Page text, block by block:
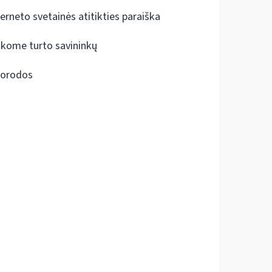
svetainės atitikties paraiška
turto savininkų